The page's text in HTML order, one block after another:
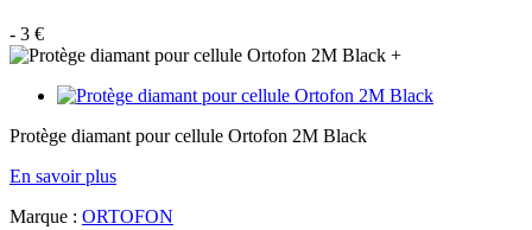
- 3 €
+
Protège diamant pour cellule Ortofon 2M Black
En savoir plus
Marque : ORTOFON